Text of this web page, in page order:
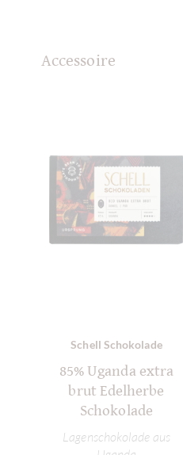
Accessoire
Schell Schokolade
85% Uganda extra
brut Edelherbe
Schokolade
Lagenschokolade aus